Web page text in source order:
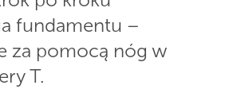
fundamentu –
za pomocą nóg w
T.